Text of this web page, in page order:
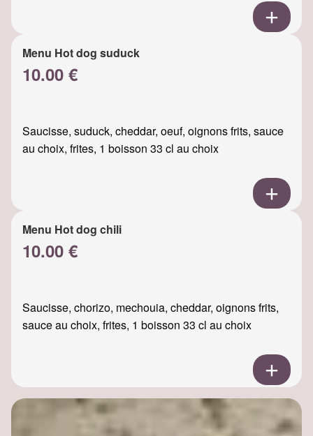
Menu Hot dog suduck
10.00 €
Saucisse, suduck, cheddar, oeuf, oignons frits, sauce
au choix, frites, 1 boisson 33 cl au choix
Menu Hot dog chili
10.00 €
Saucisse, chorizo, mechouia, cheddar, oignons frits,
sauce au choix, frites, 1 boisson 33 cl au choix